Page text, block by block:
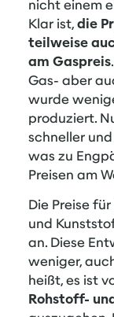
nicht einem
Klar ist,die
teilweise
am Gaspreis
Gas- aber
wurde
produziert.
schneller
was zu
Preisen am
Die Preise
und
an. Diese
weniger,
heißt, es ist
Rohstoff-